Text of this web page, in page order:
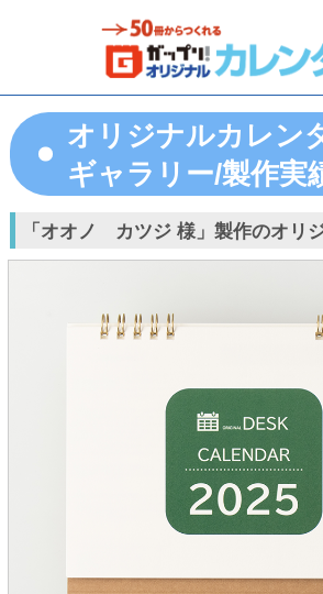
オリジナルカレン
ギャラリー/製作実
「オオノ カツジ 様」製作のオリ